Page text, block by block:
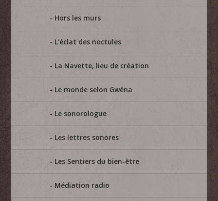
Hors les murs
L'éclat des noctules
La Navette, lieu de création
Le monde selon Gwéna
Le sonorologue
Les lettres sonores
Les Sentiers du bien-être
Médiation radio